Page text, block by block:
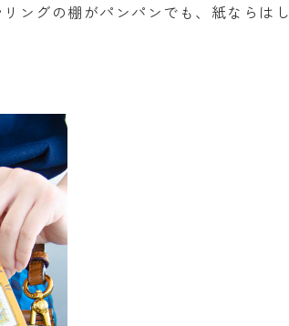
ングの棚がパンパンでも、紙ならはし